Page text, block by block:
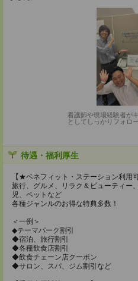
看護師や現場経験者が
としてしっかりフォロ
待遇・福利厚生
【★ベネフィット・ステーション利用
旅行、グルメ、リラク＆ビューティー
児、ペットなど
各種ジャンルのお得な特典多数！
＜一例＞
◆テーマパーク割引
◆宿泊、旅行割引
◆各種飲食店割引
◆飲食チェーン店クーポン
◆サロン、スパ、ジム割引など